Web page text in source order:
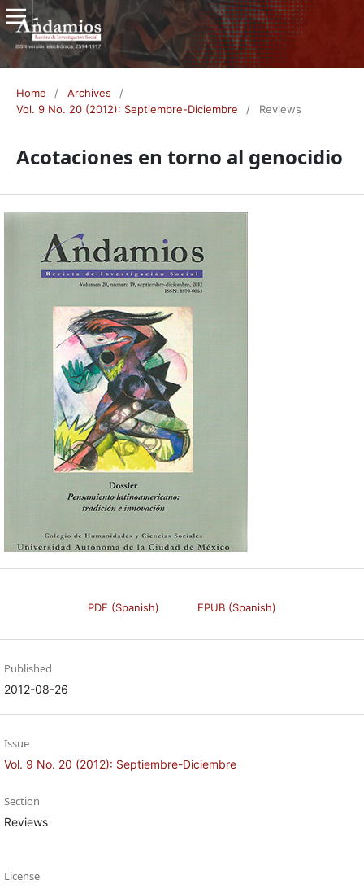
Home / Archives
/
Vol. 9 No. 20 (2012): Septiembre-Diciembre
/ Reviews
Acotaciones en torno al genocidio
PDF (Spanish) EPUB (Spanish)
Published
2012-08-26
Issue
Vol. 9 No. 20 (2012): Septiembre-Diciembre
Section
Reviews
License